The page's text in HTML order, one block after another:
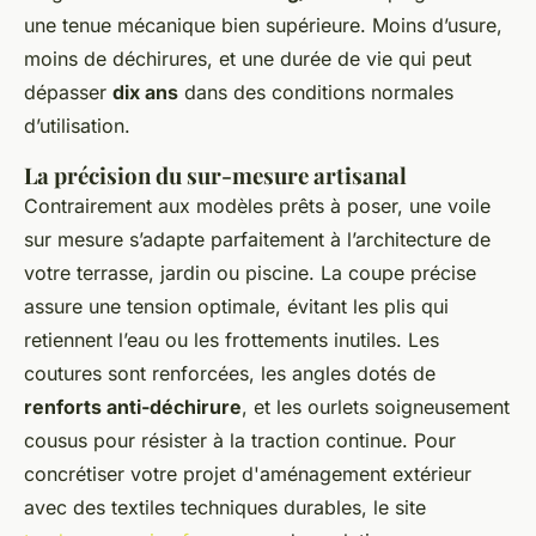
une tenue mécanique bien supérieure. Moins d’usure,
moins de déchirures, et une durée de vie qui peut
dépasser dix ans dans des conditions normales
d’utilisation.
La précision du sur-mesure artisanal
Contrairement aux modèles prêts à poser, une voile
sur mesure s’adapte parfaitement à l’architecture de
votre terrasse, jardin ou piscine. La coupe précise
assure une tension optimale, évitant les plis qui
retiennent l’eau ou les frottements inutiles. Les
coutures sont renforcées, les angles dotés de
renforts anti-déchirure, et les ourlets soigneusement
cousus pour résister à la traction continue. Pour
concrétiser votre projet d'aménagement extérieur
avec des textiles techniques durables, le site